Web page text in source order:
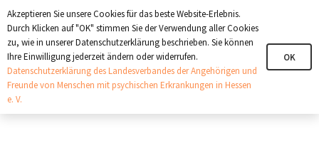
+321 123 4567 info@angehoerige-hessen.de
Akzeptieren Sie unsere Cookies für das beste Website-Erlebnis.
Durch Klicken auf "OK" stimmen Sie der Verwendung aller Cookies
zu, wie in unserer Datenschutzerklärung beschrieben. Sie können
Ihre Einwilligung jederzeit ändern oder widerrufen.
Datenschutzerklärung des Landesverbandes der Angehörigen und
Freunde von Menschen mit psychischen Erkrankungen in Hessen
e. V.
OK